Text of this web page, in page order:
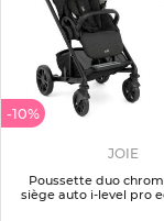
-10%
JOIE
Poussette duo
siège auto i-level pro